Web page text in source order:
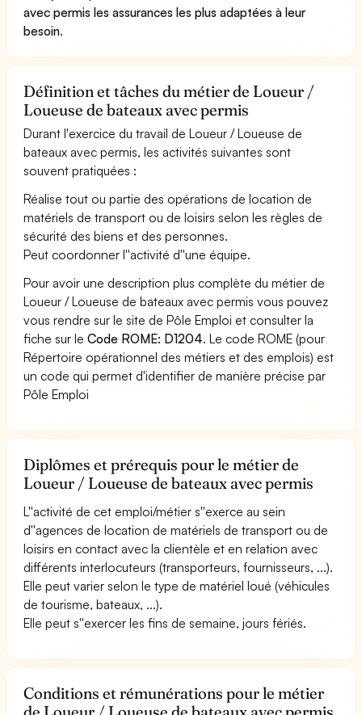
avec permis les assurances les plus adaptées à leur
besoin.
Définition et tâches du métier de Loueur /
Loueuse de bateaux avec permis
Durant l'exercice du travail de Loueur / Loueuse de
bateaux avec permis, les activités suivantes sont
souvent pratiquées :
Réalise tout ou partie des opérations de location de
matériels de transport ou de loisirs selon les règles de
sécurité des biens et des personnes.
Peut coordonner l''activité d''une équipe.
Pour avoir une description plus complète du métier de
Loueur / Loueuse de bateaux avec permis vous pouvez
vous rendre sur le site de Pôle Emploi et consulter la
fiche sur leCode ROME: D1204. Le code ROME (pour
Répertoire opérationnel des métiers et des emplois) est
un code qui permet d'identifier de manière précise par
Pôle Emploi
Diplômes et prérequis pour le métier de
Loueur / Loueuse de bateaux avec permis
L''activité de cet emploi/métier s''exerce au sein
d''agences de location de matériels de transport ou de
loisirs en contact avec la clientèle et en relation avec
différents interlocuteurs (transporteurs, fournisseurs, ...).
Elle peut varier selon le type de matériel loué (véhicules
de tourisme, bateaux, ...).
Elle peut s''exercer les fins de semaine, jours fériés.
Conditions et rémunérations pour le métier